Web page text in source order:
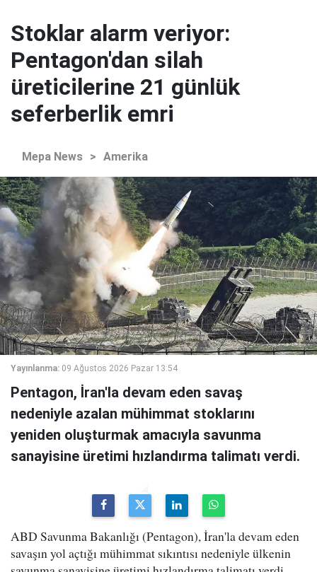
Stoklar alarm veriyor:
Pentagon'dan silah
üreticilerine 21 günlük
seferberlik emri
Mepa News > Amerika
Yayınlanma: 09 Ağustos 2026 Pazar 13:54
Pentagon, İran'la devam eden savaş
nedeniyle azalan mühimmat stoklarını
yeniden oluşturmak amacıyla savunma
sanayisine üretimi hızlandırma talimatı verdi.
ABD Savunma Bakanlığı (Pentagon), İran'la devam eden
savaşın yol açtığı mühimmat sıkıntısı nedeniyle ülkenin